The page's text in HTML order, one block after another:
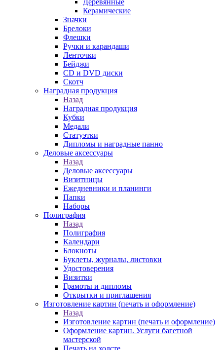
Деревянные
Керамические
Значки
Брелоки
Флешки
Ручки и карандаши
Ленточки
Бейджи
CD и DVD диски
Скотч
Наградная продукция
Назад
Наградная продукция
Кубки
Медали
Статуэтки
Дипломы и наградные панно
Деловые аксессуары
Назад
Деловые аксессуары
Визитницы
Ежедневники и планинги
Папки
Наборы
Полиграфия
Назад
Полиграфия
Календари
Блокноты
Буклеты, журналы, листовки
Удостоверения
Визитки
Грамоты и дипломы
Открытки и приглашения
Изготовление картин (печать и оформление)
Назад
Изготовление картин (печать и оформление)
Оформление картин. Услуги багетной
мастерской
Печать на холсте